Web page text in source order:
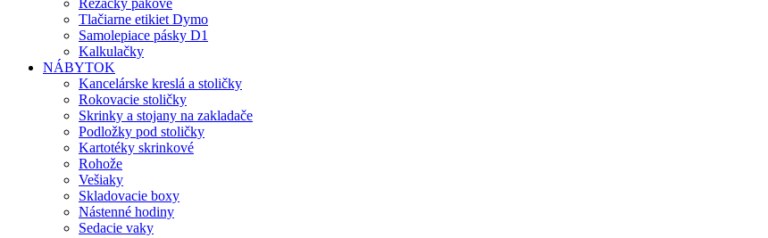
Rezačky pákové
Tlačiarne etikiet Dymo
Samolepiace pásky D1
Kalkulačky
NÁBYTOK
Kancelárske kreslá a stoličky
Rokovacie stoličky
Skrinky a stojany na zakladače
Podložky pod stoličky
Kartotéky skrinkové
Rohože
Vešiaky
Skladovacie boxy
Nástenné hodiny
Sedacie vaky